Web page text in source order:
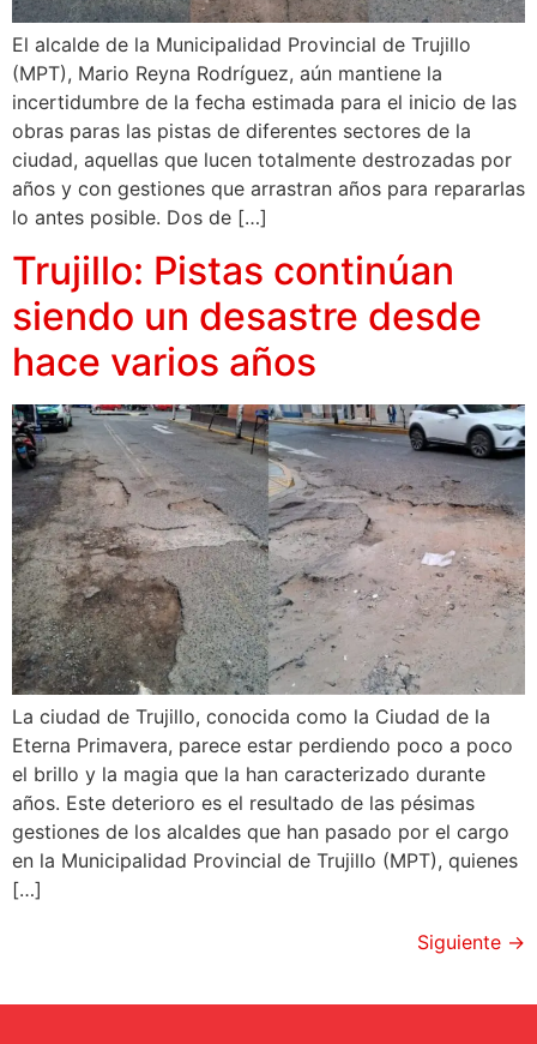
El alcalde de la Municipalidad Provincial de Trujillo
(MPT), Mario Reyna Rodríguez, aún mantiene la
incertidumbre de la fecha estimada para el inicio de las
obras paras las pistas de diferentes sectores de la
ciudad, aquellas que lucen totalmente destrozadas por
años y con gestiones que arrastran años para repararlas
lo antes posible. Dos de […]
Trujillo: Pistas continúan
siendo un desastre desde
hace varios años
La ciudad de Trujillo, conocida como la Ciudad de la
Eterna Primavera, parece estar perdiendo poco a poco
el brillo y la magia que la han caracterizado durante
años. Este deterioro es el resultado de las pésimas
gestiones de los alcaldes que han pasado por el cargo
en la Municipalidad Provincial de Trujillo (MPT), quienes
[…]
Siguiente →